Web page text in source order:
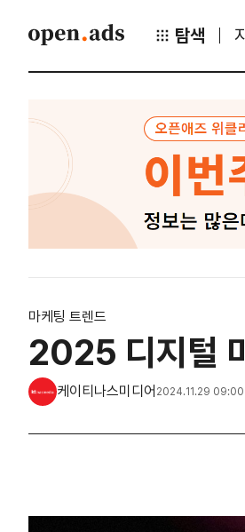
탐색
마케팅 트렌드
2025 디지털
케이티나스미디어 2024.11.29 09:00